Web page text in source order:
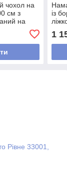
чохол на
см з
на
диван
із
1
Рівне 33001,